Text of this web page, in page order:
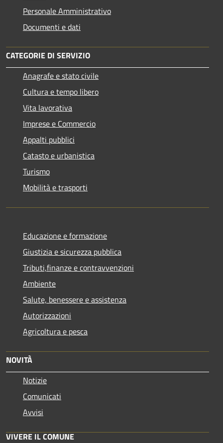
Personale Amministrativo
Documenti e dati
CATEGORIE DI SERVIZIO
Anagrafe e stato civile
Cultura e tempo libero
Vita lavorativa
Imprese e Commercio
Appalti pubblici
Catasto e urbanistica
Turismo
Mobilità e trasporti
Educazione e formazione
Giustizia e sicurezza pubblica
Tributi,finanze e contravvenzioni
Ambiente
Salute, benessere e assistenza
Autorizzazioni
Agricoltura e pesca
NOVITÀ
Notizie
Comunicati
Avvisi
VIVERE IL COMUNE